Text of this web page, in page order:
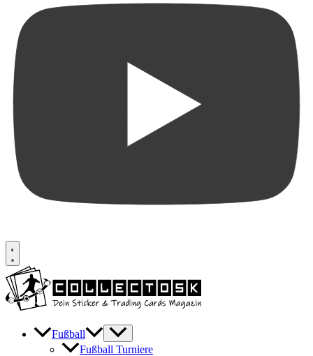
Fußball
Fußball Turniere